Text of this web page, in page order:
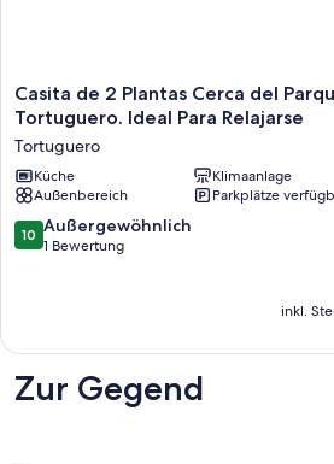
Casita
de
Plantas
Cerca
del
Parque
Nacional
Tortuguero
Casita de 2 Plantas Cerca del
Tortuguero. Ideal Para Relajarse
Tortuguero
Küche
Klimaanlage
Außenbereich
Parkplätze
10.0
von
10 Außergewöhnlich
1 Bewertung
inkl.
Zur Gegend